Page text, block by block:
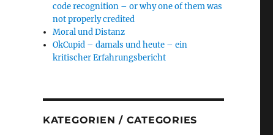
code recognition – or why one of them was
not properly credited
Moral und Distanz
OkCupid – damals und heute – ein
kritischer Erfahrungsbericht
KATEGORIEN / CATEGORIES